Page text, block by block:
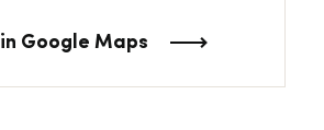
Google Maps